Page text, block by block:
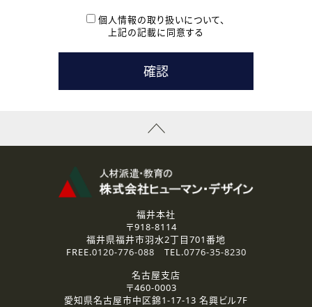
本登録に関するご連絡および本登録時の参考情報として利
たします。
( 3 ) スタッフ派遣を検討されている企業の皆様
お問い合わせの内容に回答するために利用いたします。
なお、ご連絡手段は、電話・Ｅメールのいずれかの方法とい
資料送付、受講相談に関するご連絡のために利用いたしま
その他、お問い合わせの内容に回答するために利用いたし
なお、ご連絡手段は、電話・Ｅメールのいずれかの方法とい
2.個人情報の第三者提供
ご提供いただいた個人情報は、法令等の規定に従う場合を除き、
3.個人情報の取り扱いの委託
弊社の定める個人情報保護の評価基準を満たした委託先に、個
個人情報の取り扱いについて、
上記の記載に同意する
福井本社
〒918-8114
福井県福井市羽水2丁目701番地
FREE.0120-776-088 TEL.0776-35-8230
名古屋支店
〒460-0003
愛知県名古屋市中区錦1-17-13 名興ビル7F